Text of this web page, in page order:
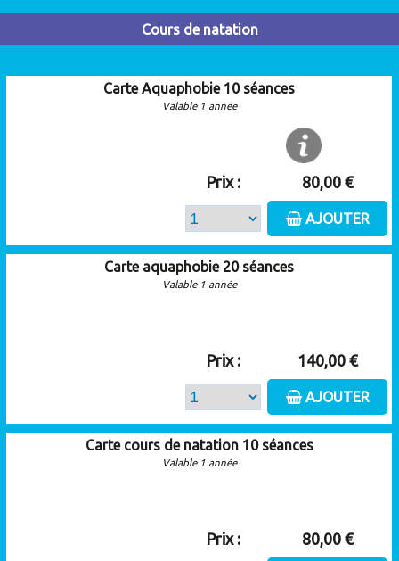
Cours de natation
Carte Aquaphobie 10 séances
Valable 1 année
Prix : 80,00 €
AJOUTER
Carte aquaphobie 20 séances
Valable 1 année
Prix : 140,00 €
AJOUTER
Carte cours de natation 10 séances
Valable 1 année
Prix : 80,00 €